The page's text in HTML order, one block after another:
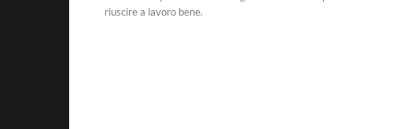
riuscire a lavoro bene.